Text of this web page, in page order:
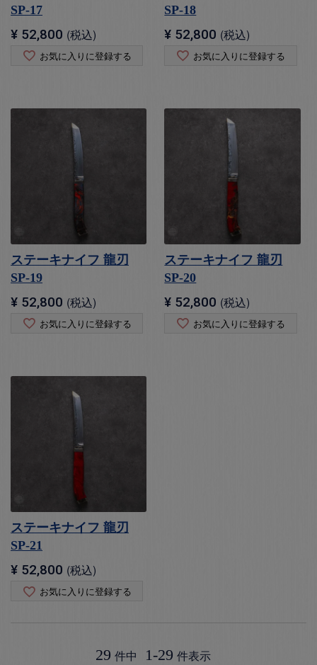
SP-17
¥ 52,800 税込
お気に入りに登録する
SP-18
¥ 52,800 税込
お気に入りに登録する
ステーキナイフ 龍刃
SP-19
¥ 52,800 税込
お気に入りに登録する
ステーキナイフ 龍刃
SP-20
¥ 52,800 税込
お気に入りに登録する
ステーキナイフ 龍刃
SP-21
¥ 52,800 税込
お気に入りに登録する
29 件中 1-29 件表示